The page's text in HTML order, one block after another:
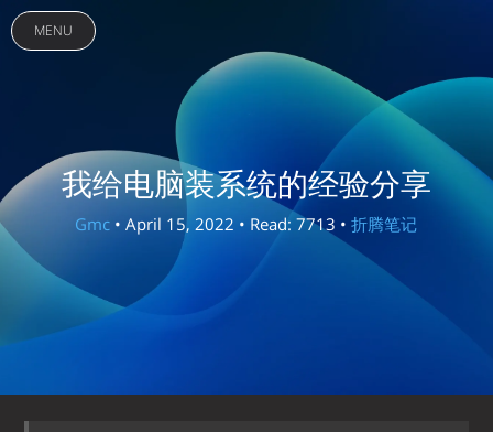
MENU
我给电脑装系统的经验分享
Gmc • April 15, 2022 • Read: 7713 • 折腾笔记